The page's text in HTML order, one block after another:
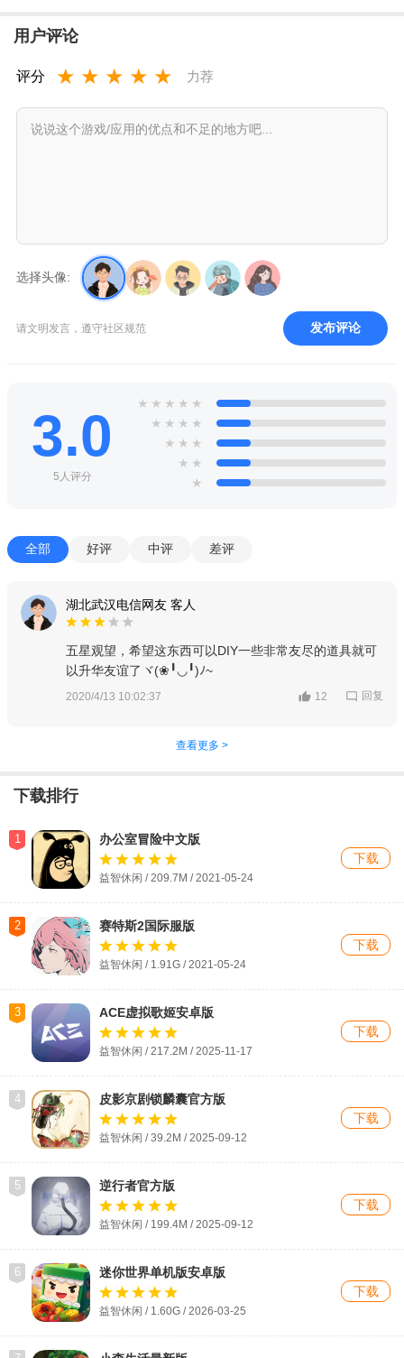
用户评论
评分 ★ ★ ★ ★ ★ 力荐
选择头像:
请文明发言，遵守社区规范 发布评论
3.0
5人评分
★ ★ ★ ★ ★
★ ★ ★ ★
★ ★ ★
★ ★
★
全部 好评 中评 差评
湖北武汉电信网友 客人
五星观望，希望这东西可以DIY一些非常友尽的道具就可
以升华友谊了ヾ(❀╹◡╹)ﾉ~
2020/4/13 10:02:37 12 回复
查看更多 >
下载排行
1 办公室冒险中文版
益智休闲 / 209.7M / 2021-05-24
下载
2 赛特斯2国际服版
益智休闲 / 1.91G / 2021-05-24
下载
3 ACE虚拟歌姬安卓版
益智休闲 / 217.2M / 2025-11-17
下载
4 皮影京剧锁麟囊官方版
益智休闲 / 39.2M / 2025-09-12
下载
5 逆行者官方版
益智休闲 / 199.4M / 2025-09-12
下载
6 迷你世界单机版安卓版
益智休闲 / 1.60G / 2026-03-25
下载